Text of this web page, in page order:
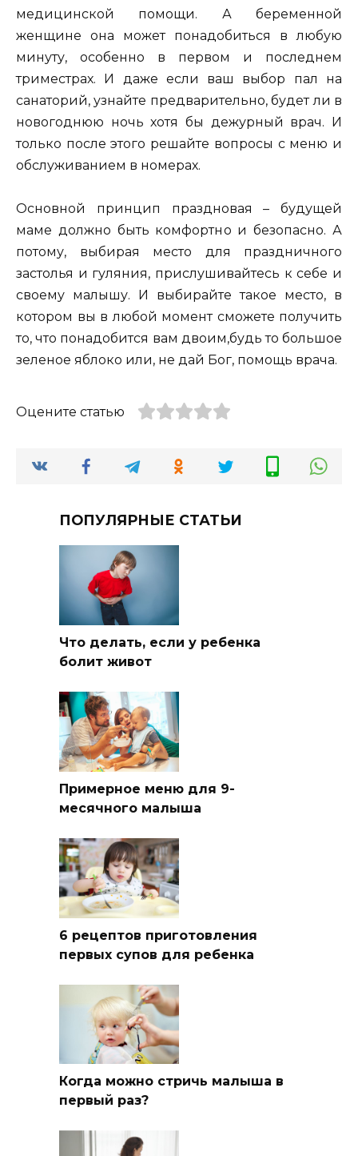
медицинской помощи. А беременной
женщине она может понадобиться в любую
минуту, особенно в первом и последнем
триместрах. И даже если ваш выбор пал на
санаторий, узнайте предварительно, будет ли в
новогоднюю ночь хотя бы дежурный врач. И
только после этого решайте вопросы с меню и
обслуживанием в номерах.
Основной принцип праздновая – будущей
маме должно быть комфортно и безопасно. А
потому, выбирая место для праздничного
застолья и гуляния, прислушивайтесь к себе и
своему малышу. И выбирайте такое место, в
котором вы в любой момент сможете получить
то, что понадобится вам двоим,будь то большое
зеленое яблоко или, не дай Бог, помощь врача.
Оцените статью
ПОПУЛЯРНЫЕ СТАТЬИ
Что делать, если у ребенка
болит живот
Примерное меню для 9-
месячного малыша
6 рецептов приготовления
первых супов для ребенка
Когда можно стричь малыша в
первый раз?